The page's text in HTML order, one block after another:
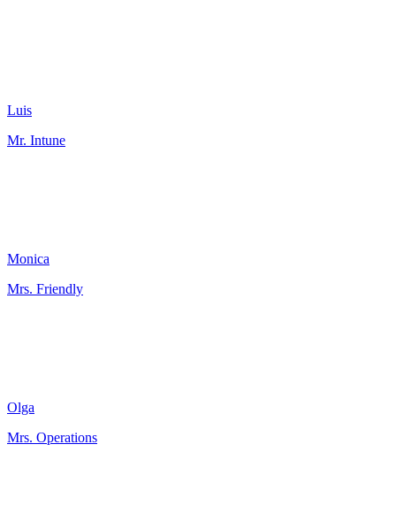
Luis
Mr. Intune
Monica
Mrs. Friendly
Olga
Mrs. Operations